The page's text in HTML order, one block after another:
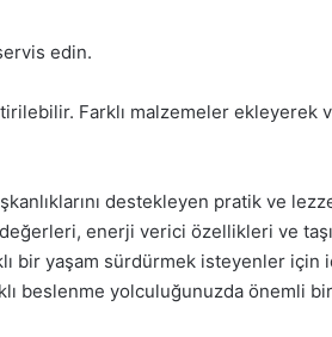
edin.
Farklı malzemeler ekleyerek
destekleyen pratik ve
enerji verici özellikleri ve
bir yaşam sürdürmek isteyenler için
beslenme yolculuğunuzda önemli